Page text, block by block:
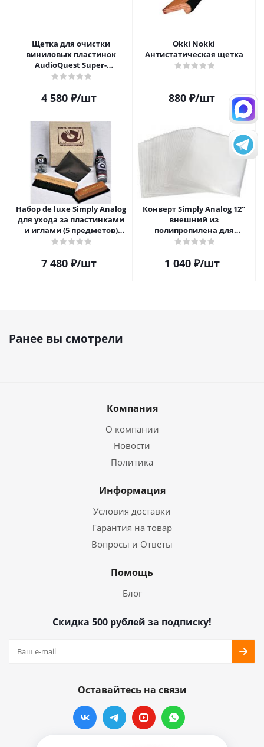
Щетка для очистки
виниловых пластинок
AudioQuest Super-
Conductive Anti-Static
4 580₽/шт
Okki Nokki
Антистатическая щетка
880 ₽/шт
Набор de luxe Simply Analog
для ухода за пластинками
и иглами (5 предметов)
SAVC005
7 480₽/шт
Конверт Simply Analog 12"
внешний из
полипропилена для
пластинок (25шт)
1 040₽/шт
Ранее вы смотрели
Компания
О компании
Новости
Политика
Информация
Условия доставки
Гарантия на товар
Вопросы и Ответы
Помощь
Блог
Скидка 500 рублей за подписку!
Оставайтесь на связи